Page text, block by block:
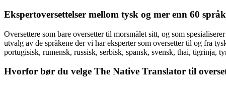
Ekspertoversettelser mellom tysk og mer enn 60 språk
Oversettere som bare oversetter til morsmålet sitt, og som
utvalg av de språkene der vi har eksperter som oversetter til og fra
portugisisk, rumensk, russisk, serbisk, spansk, svensk, thai, tigrinja,
Hvorfor bør du velge The Native Translator til